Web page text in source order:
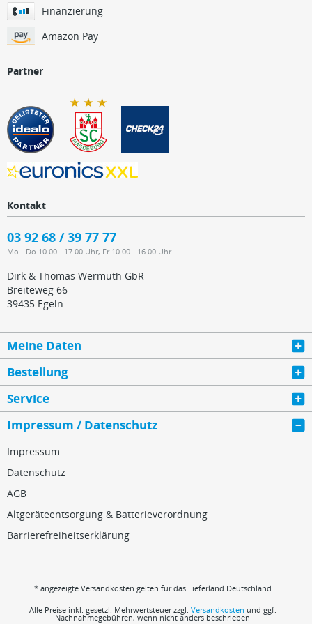
Finanzierung
Amazon Pay
Partner
Kontakt
03 92 68 / 39 77 77
Mo - Do 10.00 - 17.00 Uhr, Fr 10.00 - 16.00 Uhr
Dirk & Thomas Wermuth GbR
Breiteweg 66
39435 Egeln
Meine Daten
Bestellung
Service
Impressum / Datenschutz
Impressum
Datenschutz
AGB
Altgeräteentsorgung & Batterieverordnung
Barrierefreiheitserklärung
* angezeigte Versandkosten gelten für das Lieferland Deutschland
Alle Preise inkl. gesetzl. Mehrwertsteuer zzgl. Versandkosten und ggf.
Nachnahmegebühren, wenn nicht anders beschrieben